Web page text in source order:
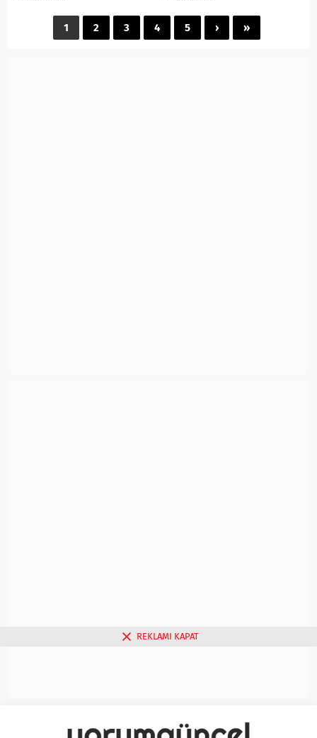
bulabilirsiniz. Dizi Hakkında...
ismi Gülşen Bubikoğlu, sosyal
medya hesabından yaptığı son
1 2 3 4 5 › »
REKLAMI KAPAT